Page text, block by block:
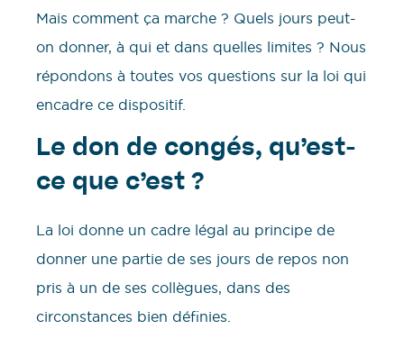
Mais comment ça marche ? Quels jours peut-
on donner, à qui et dans quelles limites ? Nous
répondons à toutes vos questions sur la loi qui
encadre ce dispositif.
Le don de congés, qu’est-
ce que c’est ?
La loi donne un cadre légal au principe de
donner une partie de ses jours de repos non
pris à un de ses collègues, dans des
circonstances bien définies.